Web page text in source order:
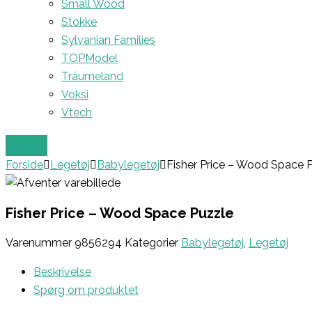
Small Wood
Stokke
Sylvanian Families
TOPModel
Träumeland
Voksi
Vtech
Forside Legetøj Babylegetøj Fisher Price – Wood Space
Fisher Price – Wood Space Puzzle
Varenummer 9856294 Kategorier Babylegetøj, Legetøj
Beskrivelse
Spørg om produktet